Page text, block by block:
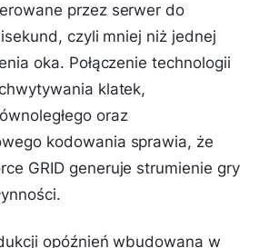
przez serwer do
czyli mniej niż jednej
oka. Połączenie technologii
klatek,
oraz
kodowania sprawia, że
GRID generuje strumienie gry
opóźnień wbudowana w